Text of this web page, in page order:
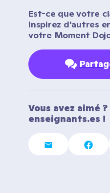
Est-ce que votre
Inspirez d'autres
votre Moment
Vous avez aimé
enseignants.es !